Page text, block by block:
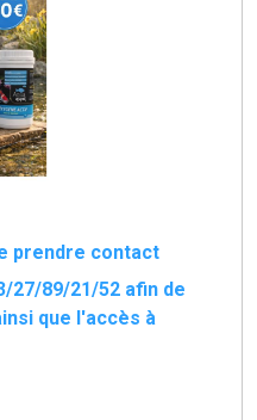
prendre contact
27/89/21/52 afin de
que l'accès à